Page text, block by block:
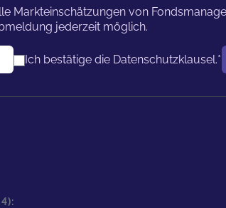
Markteinschätzungen von
jederzeit möglich.
Ich bestätige die Datenschutzklausel.*